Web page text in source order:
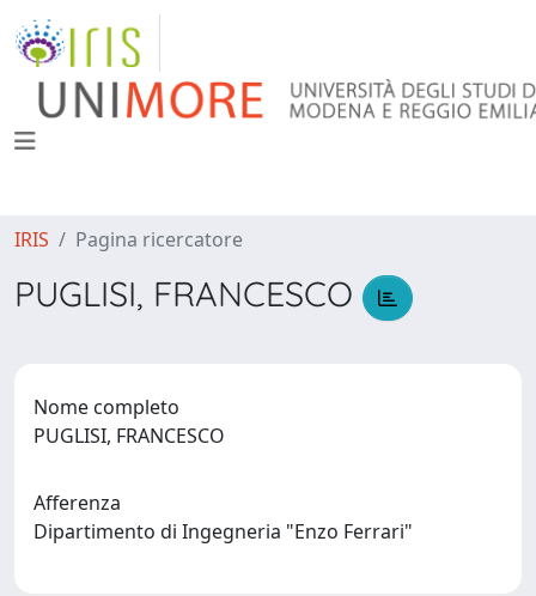
IRIS Pagina ricercatore
PUGLISI, FRANCESCO
Nome completo
PUGLISI, FRANCESCO
Afferenza
Dipartimento di Ingegneria "Enzo Ferrari"